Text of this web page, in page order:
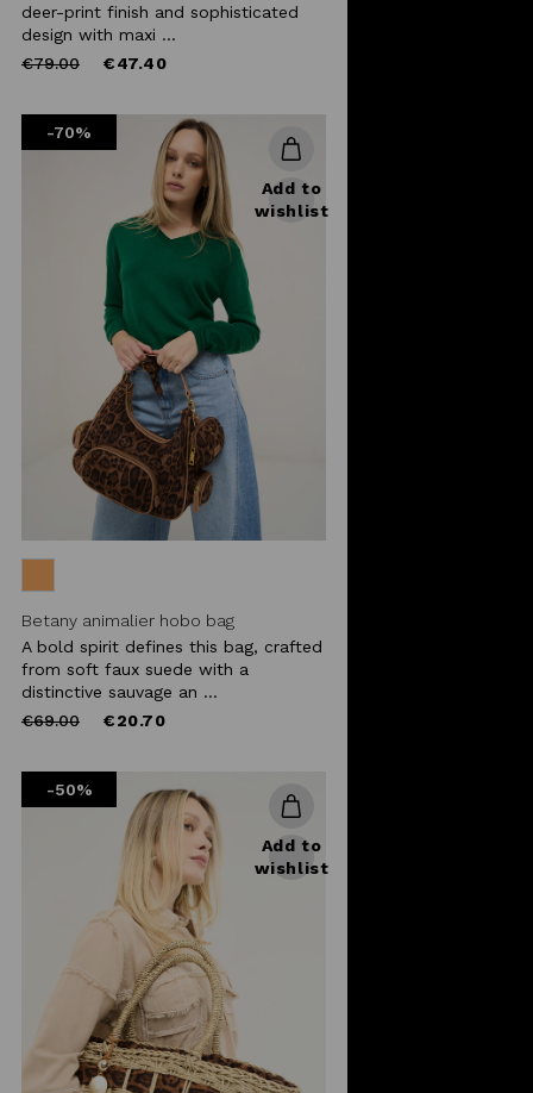
deer-print finish and sophisticated
design with maxi ...
Price
€79.00to €47.40
-70%
Add to
wishlist
Betany animalier hobo bag
A bold spirit defines this bag, crafted
from soft faux suede with a
distinctive sauvage an ...
Price
€69.00to €20.70
-50%
Add to
wishlist